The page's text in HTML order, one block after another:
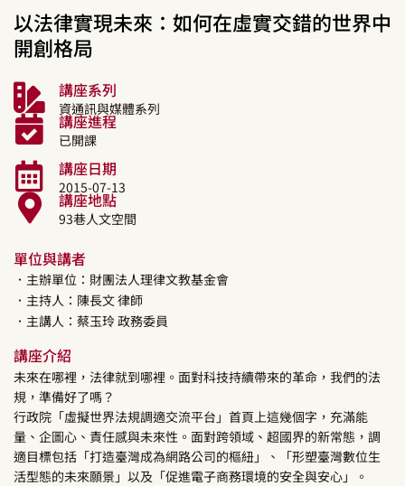
以法律實現未來：如何在虛實交錯的世界中
開創格局
講座系列
資通訊與媒體系列
講座進程
已開課
講座日期
2015-07-13
講座地點
93巷人文空間
單位與講者
．主辦單位：財團法人理律文教基金會
．主持人： 陳長文律師
．主講人： 蔡玉玲政務委員
講座介紹
未來在哪裡，法律就到哪裡。面對科技持續帶來的革命，我們的法
規，準備好了嗎？
行政院「虛擬世界法規調適交流平台」首頁上這幾個字，充滿能
量、企圖心、責任感與未來性。面對跨領域、超國界的新常態，調
適目標包括「打造臺灣成為網路公司的樞紐」、「形塑臺灣數位生
活型態的未來願景」以及「促進電子商務環境的安全與安心」。